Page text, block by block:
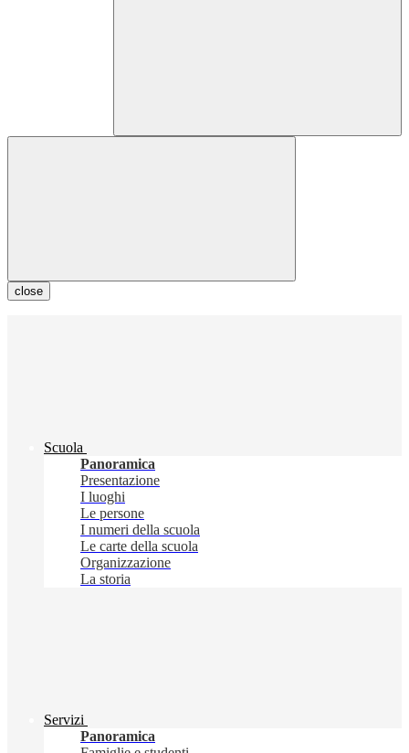
close
Scuola
Panoramica
Presentazione
I luoghi
Le persone
I numeri della scuola
Le carte della scuola
Organizzazione
La storia
Servizi
Panoramica